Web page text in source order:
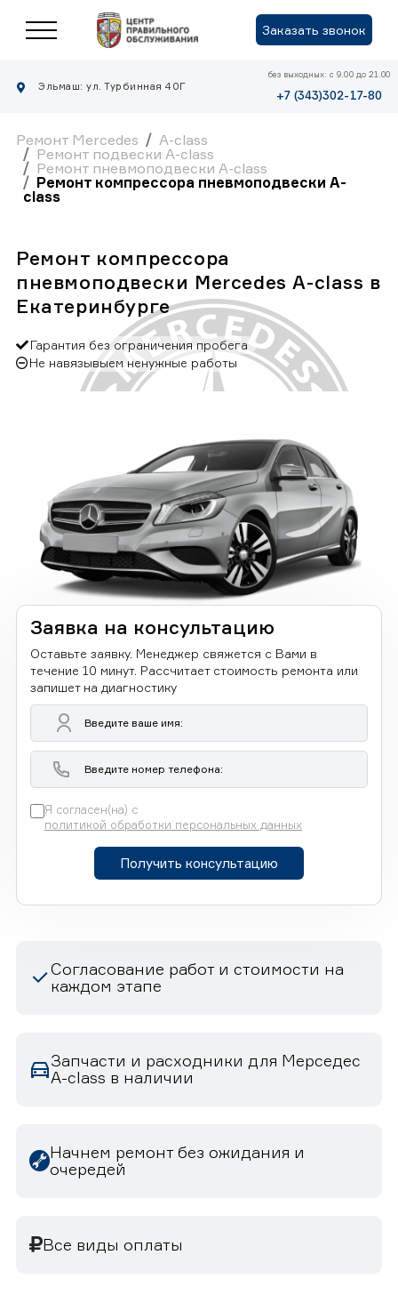
Заказать звонок
Эльмаш: ул. Турбинная 40Г
без выходных: с 9.00 до 21.00
+7 (343)302-17-80
Ремонт Mercedes
A-class
Ремонт подвески A-class
Ремонт пневмоподвески A-class
Ремонт компрессора пневмоподвески A-
class
Ремонт компрессора
пневмоподвески Mercedes A-class в
Екатеринбурге
Гарантия без ограничения пробега
Не навязывыем ненужные работы
Заявка на консультацию
Оставьте заявку. Менеджер свяжется с Вами в
течение 10 минут. Рассчитает стоимость ремонта или
запишет на диагностику
Я согласен(на) с
политикой обработки персональных данных
Получить консультацию
Согласование работ и стоимости на
каждом этапе
Запчасти и расходники для Мерседес
A-class в наличии
Начнем ремонт без ожидания и
очередей
Все виды оплаты